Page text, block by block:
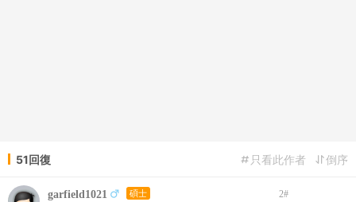
51回復 倒序
只看此作者
garfield1021 碩士 2#